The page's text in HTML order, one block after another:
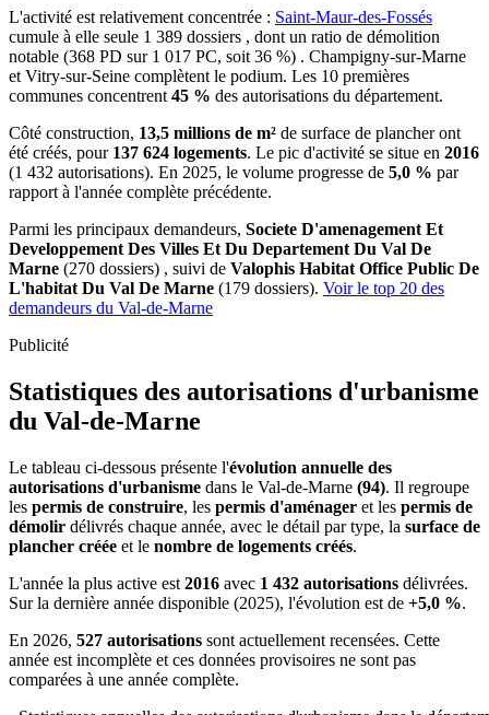
L'activité est relativement concentrée : Saint-Maur-des-Fossés
cumule à elle seule 1 389 dossiers , dont un ratio de démolition
notable (368 PD sur 1 017 PC, soit 36 %) . Champigny-sur-Marne
et Vitry-sur-Seine complètent le podium. Les 10 premières
communes concentrent45 % des autorisations du département.
Côté construction, 13,5 millions de m² de surface de plancher ont
été créés, pour 137 624 logements. Le pic d'activité se situe en 2016
(1 432 autorisations). En 2025, le volume progresse de 5,0 % par
rapport à l'année complète précédente.
Parmi les principaux demandeurs, Societe D'amenagement Et
Developpement Des Villes Et Du Departement Du Val De
Marne (270 dossiers) , suivi de Valophis Habitat Office Public De
L'habitat Du Val De Marne (179 dossiers). Voir le top 20 des
demandeurs du Val-de-Marne
Publicité
Statistiques des autorisations d'urbanisme
du Val-de-Marne
Le tableau ci-dessous présente l'évolution annuelle des
autorisations d'urbanisme dans le Val-de-Marne (94). Il regroupe
les permis de construire, les permis d'aménager et les permis de
démolir délivrés chaque année, avec le détail par type, la surface de
plancher créée et le nombre de logements créés.
L'année la plus active est 2016 avec 1 432 autorisations délivrées.
Sur la dernière année disponible (2025), l'évolution est de +5,0 %.
En 2026, 527 autorisations sont actuellement recensées. Cette
année est incomplète et ces données provisoires ne sont pas
comparées à une année complète.